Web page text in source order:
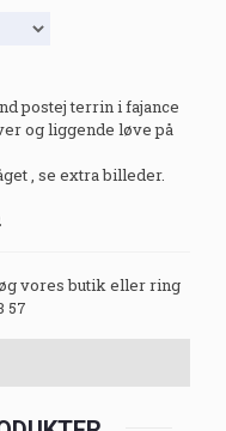
postej terrin i fajance
og liggende løve på
, se extra billeder.
vores butik eller ring
57